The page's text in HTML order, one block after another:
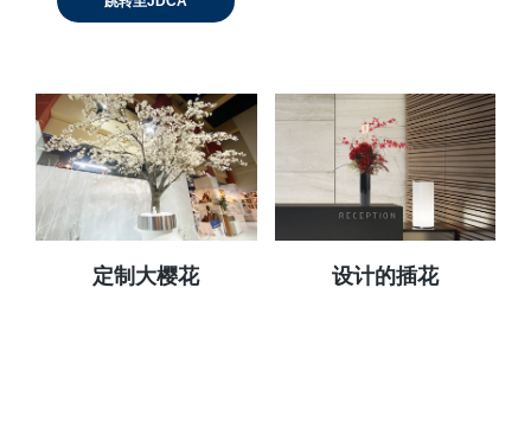
定制大樱花 设计的插花